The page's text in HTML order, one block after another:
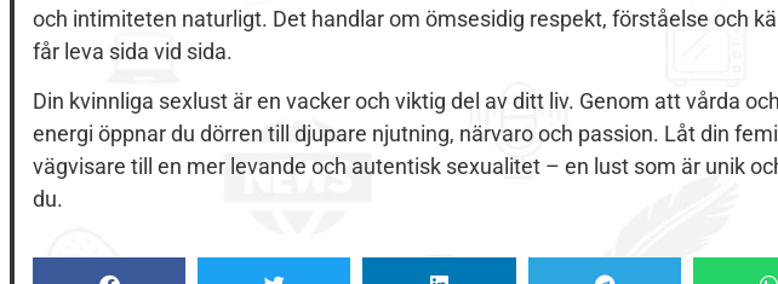
och intimiteten naturligt. Det handlar om ömsesidig respekt, förståelse och
får leva sida vid sida.
Din kvinnliga sexlust är en vacker och viktig del av ditt liv. Genom att vårda
energi öppnar du dörren till djupare njutning, närvaro och passion. Låt din
vägvisare till en mer levande och autentisk sexualitet – en lust som är unik
du.